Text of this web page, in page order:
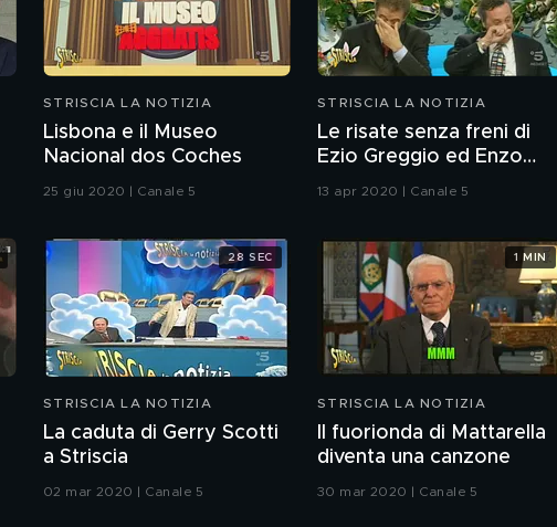
STRISCIA LA NOTIZIA
Lisbona e il Museo
Nacional dos Coches
25 giu 2020 | Canale 5
STRISCIA LA NOTIZIA
Le risate senza freni di
Ezio Greggio ed Enzo
13 apr 2020 | Canale 5
STRISCIA LA NOTIZIA
La caduta di Gerry Scotti
a Striscia
02 mar 2020 | Canale 5
28 SEC
STRISCIA LA NOTIZIA
Il fuorionda di Mattarella
diventa una canzone
30 mar 2020 | Canale 5
1 MIN